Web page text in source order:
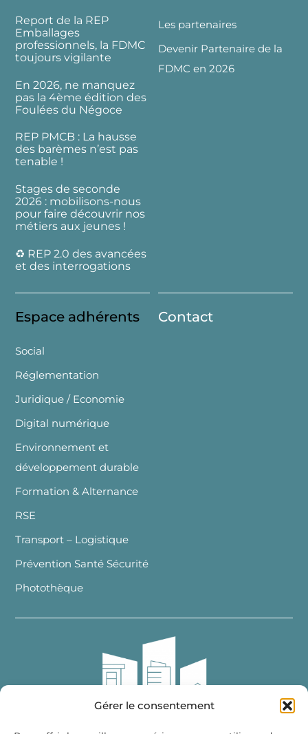
Gérer le consentement
Report de la REP
Emballages
professionnels, la FDMC
toujours vigilante
En 2026, ne manquez
pas la 4ème édition des
Foulées du Négoce
REP PMCB : La hausse
des barèmes n’est pas
tenable !
Stages de seconde
2026 : mobilisons-nous
pour faire découvrir nos
métiers aux jeunes !
♻️ REP 2.0 des avancées
et des interrogations
Les partenaires
Devenir Partenaire de la
FDMC en 2026
Espace adhérents
Social
Réglementation
Juridique / Economie
Digital numérique
Environnement et
développement durable
Formation & Alternance
RSE
Transport – Logistique
Prévention Santé Sécurité
Photothèque
Contact